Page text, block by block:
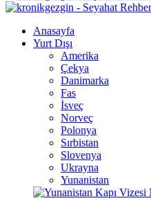
Anasayfa
Yurt Dışı
Amerika
Çekya
Danimarka
Fas
İsveç
Norveç
Polonya
Sırbistan
Slovenya
Ukrayna
Yunanistan